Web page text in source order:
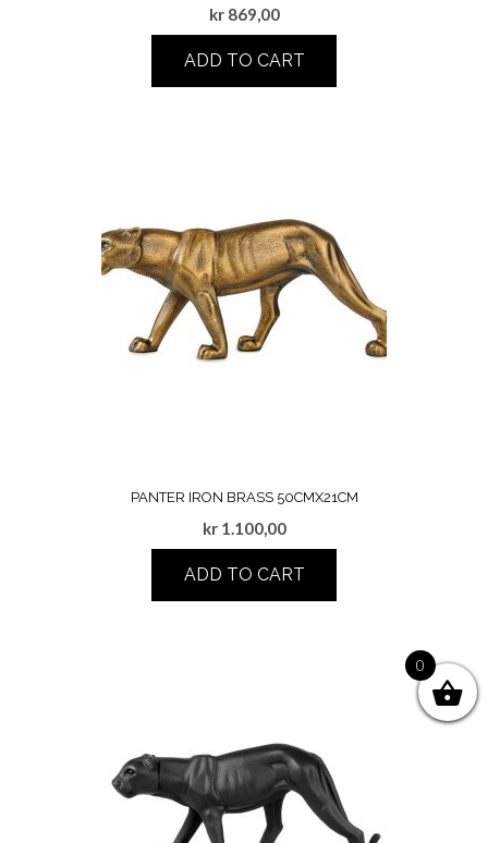
kr869,00
ADD TO CART
PANTER IRON BRASS 50CMX21CM
kr1.100,00
ADD TO CART
0